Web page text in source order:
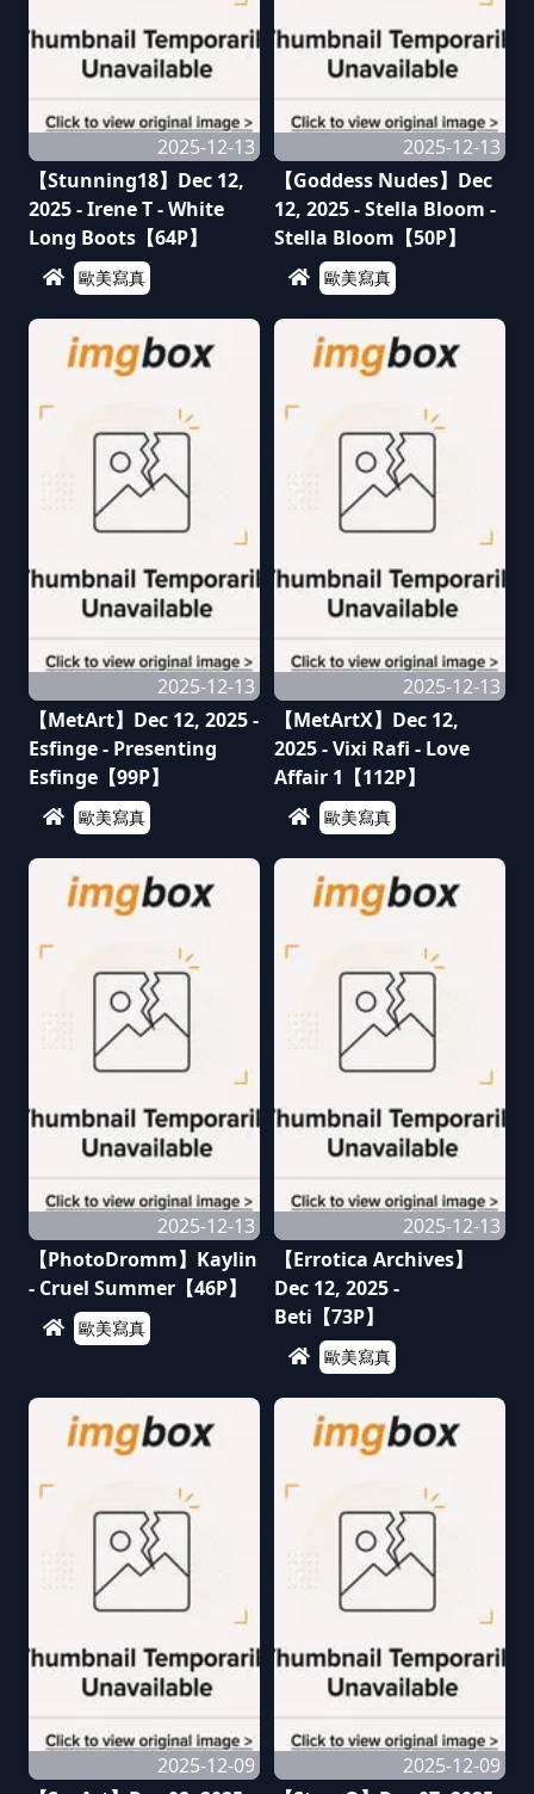
2025-12-13
【Stunning18】Dec 12,
2025 - Irene T - White
Long Boots【64P】
歐美寫真
2025-12-13
【Goddess Nudes】Dec
12, 2025 - Stella Bloom -
Stella Bloom【50P】
歐美寫真
2025-12-13
【MetArt】Dec 12, 2025 -
Esfinge - Presenting
Esfinge【99P】
歐美寫真
2025-12-13
【MetArtX】Dec 12,
2025 - Vixi Rafi - Love
Affair 1【112P】
歐美寫真
2025-12-13
【PhotoDromm】Kaylin
- Cruel Summer【46P】
歐美寫真
2025-12-13
【Errotica Archives】
Dec 12, 2025 -
Beti【73P】
歐美寫真
2025-12-09
2025-12-09